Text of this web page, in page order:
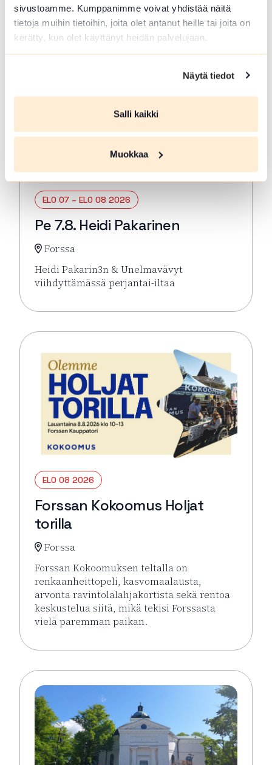
sivustoamme. Kumppanimme voivat yhdistää näitä
tietoja muihin tietoihin, joita olet antanut heille tai joita on
kerätty, kun olet käyttänyt heidän palvelujaan.
Näytä tiedot
Salli kaikki
Muokkaa
Lue lisää tapahtumasta HOLJAT 2026: Lauantai
ELO 07 – ELO 08 2026
Pe 7.8. Heidi Pakarinen
Forssa
Heidi Pakarin3n & Unelmavävyt
viihdyttämässä perjantai-iltaa
Lue lisää tapahtumasta Pe 7.8. Heidi Pakarinen
ELO 08 2026
Forssan Kokoomus Holjat
torilla
Forssa
Forssan Kokoomuksen teltalla on
renkaanheittopeli, kasvomaalausta,
arvonta ravintolalahjakortista sekä rentoa
keskustelua siitä, mikä tekisi Forssasta
vielä paremman paikan.
Lue lisää tapahtumasta Forssan Kokoomus Holjat